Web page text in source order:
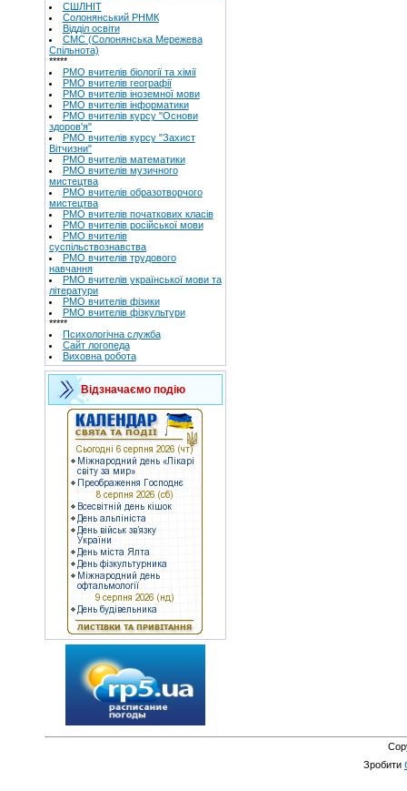
СШЛНІТ
Солонянський РНМК
Відділ освіти
СМС (Солонянська Мережева
Спільнота)
*****
РМО вчителів біології та хімії
РМО вчителів географії
РМО вчителів іноземної мови
РМО вчителів інформатики
РМО вчителів курсу "Основи
здоров'я"
РМО вчителів курсу "Захист
Вітчизни"
РМО вчителів математики
РМО вчителів музичного
мистецтва
РМО вчителів образотворчого
мистецтва
РМО вчителів початкових класів
РМО вчителів російської мови
РМО вчителів
суспільствознавства
РМО вчителів трудового
навчання
РМО вчителів української мови та
літератури
РМО вчителів фізики
РМО вчителів фізкультури
*****
Психологічна служба
Сайт логопеда
Виховна робота
Відзначаємо подію
Зробити